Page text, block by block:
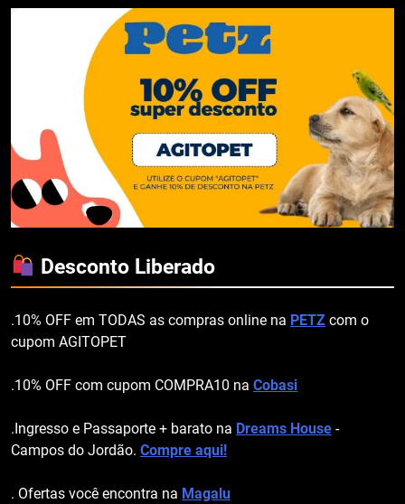
Desconto Liberado
.10% OFF em TODAS as compras online na PETZ com o
cupom AGITOPET
.10% OFF com cupom COMPRA10 na Cobasi
.Ingresso e Passaporte + barato na Dreams House -
Campos do Jordão. Compre aqui!
. Ofertas você encontra na Magalu